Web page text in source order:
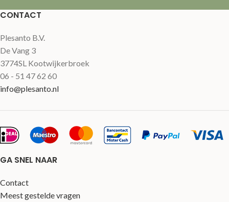
CONTACT
Plesanto B.V.
De Vang 3
3774SL Kootwijkerbroek
06 - 51 47 62 60
info@plesanto.nl
GA SNEL NAAR
Contact
Meest gestelde vragen